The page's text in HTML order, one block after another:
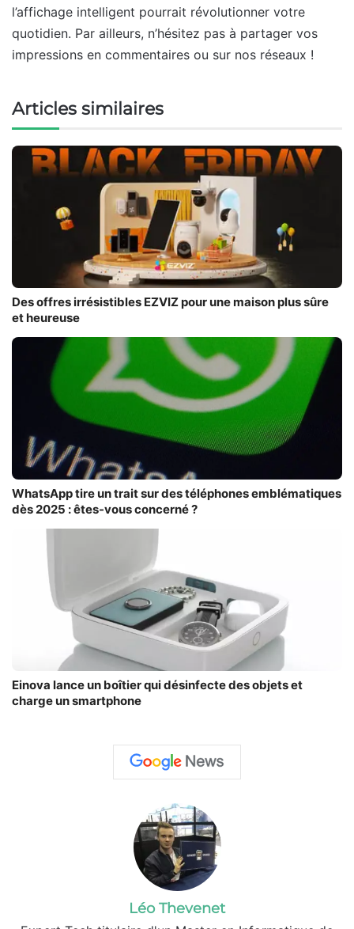
l’affichage intelligent pourrait révolutionner votre
quotidien. Par ailleurs, n’hésitez pas à partager vos
impressions en commentaires ou sur nos réseaux !
Articles similaires
Des offres irrésistibles EZVIZ pour une maison plus sûre
et heureuse
WhatsApp tire un trait sur des téléphones emblématiques
dès 2025 : êtes-vous concerné ?
Einova lance un boîtier qui désinfecte des objets et
charge un smartphone
Léo Thevenet